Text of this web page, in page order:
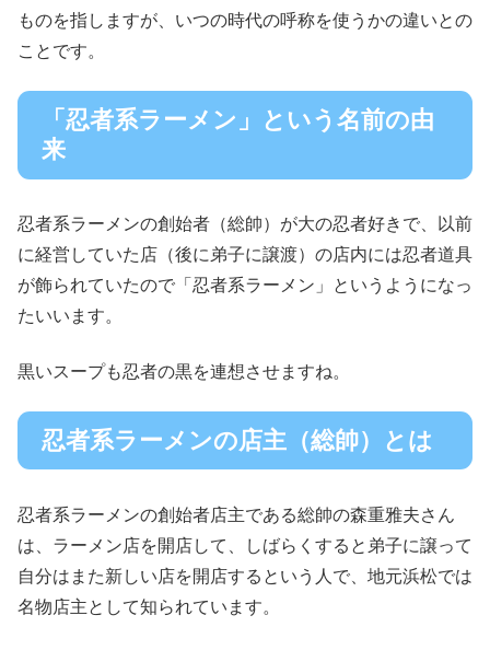
ものを指しますが、いつの時代の呼称を使うかの違いとの
ことです。
「忍者系ラーメン」という名前の由
来
忍者系ラーメンの創始者（総帥）が大の忍者好きで、以前
に経営していた店（後に弟子に譲渡）の店内には忍者道具
が飾られていたので「忍者系ラーメン」というようになっ
たいいます。
黒いスープも忍者の黒を連想させますね。
忍者系ラーメンの店主（総帥）とは
忍者系ラーメンの創始者店主である総帥の森重雅夫さん
は、ラーメン店を開店して、しばらくすると弟子に譲って
自分はまた新しい店を開店するという人で、地元浜松では
名物店主として知られています。